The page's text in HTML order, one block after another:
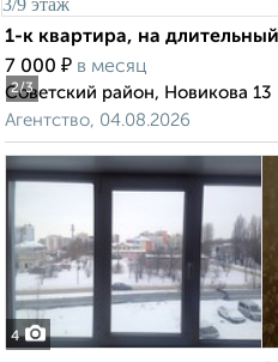
2/3
1-к квартира, на
7 000 ₽ в месяц
Советский район, Новикова 13
Агентство, 04.08.2026
4